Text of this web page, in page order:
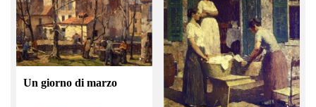
Un giorno di marzo